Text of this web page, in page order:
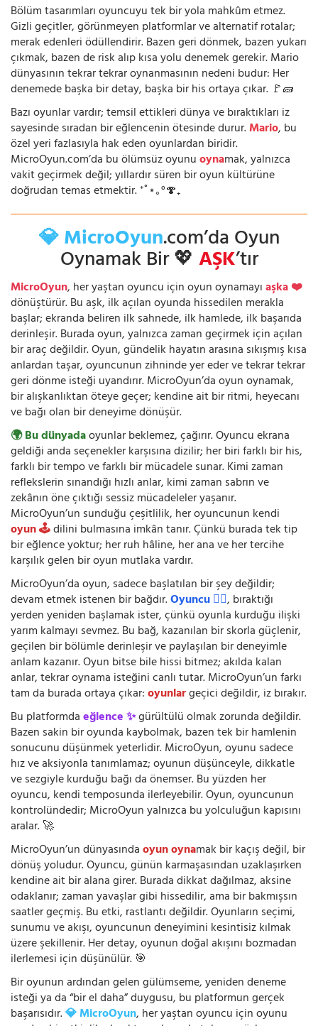
Bölüm tasarımları oyuncuyu tek bir yola mahkûm etmez.
Gizli geçitler, görünmeyen platformlar ve alternatif rotalar;
merak edenleri ödüllendirir. Bazen geri dönmek, bazen yukarı
çıkmak, bazen de risk alıp kısa yolu denemek gerekir. Mario
dünyasının tekrar tekrar oynanmasının nedeni budur: Her
denemede başka bir detay, başka bir his ortaya çıkar. 🚩🧱
Bazı oyunlar vardır; temsil ettikleri dünya ve bıraktıkları iz
sayesinde sıradan bir eğlencenin ötesinde durur.Mario, bu
özel yeri fazlasıyla hak eden oyunlardan biridir.
MicroOyun.com’da bu ölümsüz oyunuoynamak, yalnızca
vakit geçirmek değil; yıllardır süren bir oyun kültürüne
doğrudan temas etmektir. ⁺˚⋆｡°🍄₊
💎 MicroOyun.com’da Oyun
Oynamak Bir 💖AŞK’tır
MicroOyun, her yaştan oyuncu için oyun oynamayıaşka ❤️
dönüştürür. Bu aşk, ilk açılan oyunda hissedilen merakla
başlar; ekranda beliren ilk sahnede, ilk hamlede, ilk başarıda
derinleşir. Burada oyun, yalnızca zaman geçirmek için açılan
bir araç değildir. Oyun, gündelik hayatın arasına sıkışmış kısa
anlardan taşar, oyuncunun zihninde yer eder ve tekrar tekrar
geri dönme isteği uyandırır. MicroOyun’da oyun oynamak,
bir alışkanlıktan öteye geçer; kendine ait bir ritmi, heyecanı
ve bağı olan bir deneyime dönüşür.
🌍 Bu dünyadaoyunlar beklemez, çağırır. Oyuncu ekrana
geldiği anda seçenekler karşısına dizilir; her biri farklı bir his,
farklı bir tempo ve farklı bir mücadele sunar. Kimi zaman
reflekslerin sınandığı hızlı anlar, kimi zaman sabrın ve
zekânın öne çıktığı sessiz mücadeleler yaşanır.
MicroOyun’un sunduğu çeşitlilik, her oyuncunun kendi
oyun 🕹️dilini bulmasına imkân tanır. Çünkü burada tek tip
bir eğlence yoktur; her ruh hâline, her ana ve her tercihe
karşılık gelen bir oyun mutlaka vardır.
MicroOyun’da oyun, sadece başlatılan bir şey değildir;
devam etmek istenen bir bağdır.Oyuncu 🧍‍♂️, bıraktığı
yerden yeniden başlamak ister, çünkü oyunla kurduğu ilişki
yarım kalmayı sevmez. Bu bağ, kazanılan bir skorla güçlenir,
geçilen bir bölümle derinleşir ve paylaşılan bir deneyimle
anlam kazanır. Oyun bitse bile hissi bitmez; akılda kalan
anlar, tekrar oynama isteğini canlı tutar. MicroOyun’un farkı
tam da burada ortaya çıkar:oyunlargeçici değildir, iz bırakır.
Bu platformdaeğlence ✨gürültülü olmak zorunda değildir.
Bazen sakin bir oyunda kaybolmak, bazen tek bir hamlenin
sonucunu düşünmek yeterlidir. MicroOyun, oyunu sadece
hız ve aksiyonla tanımlamaz; oyunun düşünceyle, dikkatle
ve sezgiyle kurduğu bağı da önemser. Bu yüzden her
oyuncu, kendi temposunda ilerleyebilir. Oyun, oyuncunun
kontrolündedir; MicroOyun yalnızca bu yolculuğun kapısını
aralar. 🚀
MicroOyun’un dünyasındaoyun oynamak bir kaçış değil, bir
dönüş yoludur. Oyuncu, günün karmaşasından uzaklaşırken
kendine ait bir alana girer. Burada dikkat dağılmaz, aksine
odaklanır; zaman yavaşlar gibi hissedilir, ama bir bakmışsın
saatler geçmiş. Bu etki, rastlantı değildir. Oyunların seçimi,
sunumu ve akışı, oyuncunun deneyimini kesintisiz kılmak
üzere şekillenir. Her detay, oyunun doğal akışını bozmadan
ilerlemesi için düşünülür. 🎯
Bir oyunun ardından gelen gülümseme, yeniden deneme
isteği ya da “bir el daha” duygusu, bu platformun gerçek
başarısıdır.💎 MicroOyun, her yaştan oyuncu için oyunu